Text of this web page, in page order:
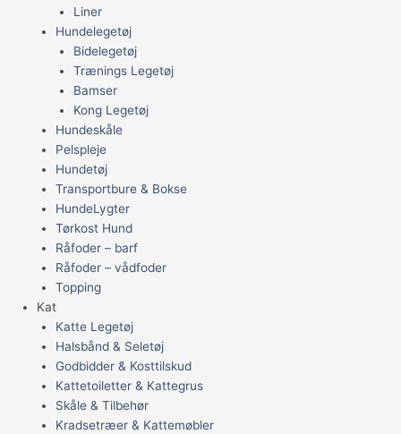
Liner
Hundelegetøj
Bidelegetøj
Trænings Legetøj
Bamser
Kong Legetøj
Hundeskåle
Pelspleje
Hundetøj
Transportbure & Bokse
HundeLygter
Tørkost Hund
Råfoder – barf
Råfoder – vådfoder
Topping
Kat
Katte Legetøj
Halsbånd & Seletøj
Godbidder & Kosttilskud
Kattetoiletter & Kattegrus
Skåle & Tilbehør
Kradsetræer & Kattemøbler